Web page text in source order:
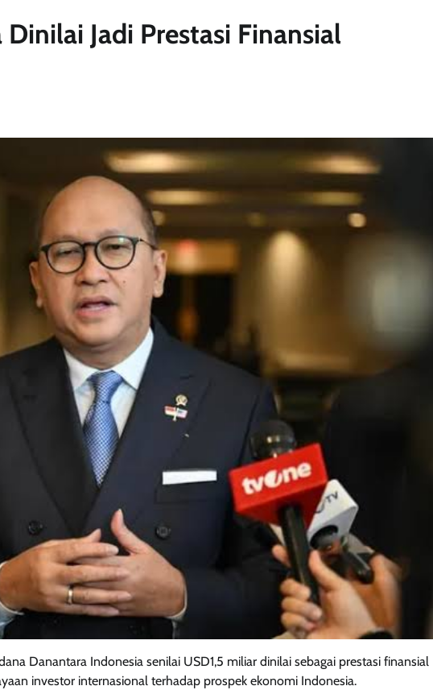
Jadi Prestasi Finansial
Danantara Indonesia senilai USD1,5 miliar dinilai sebagai prestasi finansial
investor internasional terhadap prospek ekonomi Indonesia.